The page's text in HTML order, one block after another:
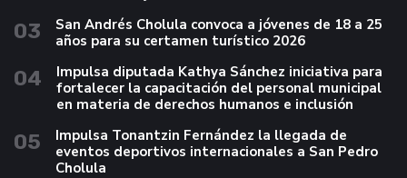
03
San Andrés Cholula convoca a jóvenes de 18 a 25
años para su certamen turístico 2026
04
Impulsa diputada Kathya Sánchez iniciativa para
fortalecer la capacitación del personal municipal
en materia de derechos humanos e inclusión
05
Impulsa Tonantzin Fernández la llegada de
eventos deportivos internacionales a San Pedro
Cholula